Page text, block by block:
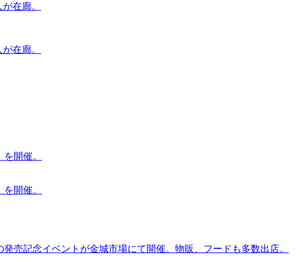
在廊。
在廊。
開催。
開催。
売記念イベントが金城市場にて開催。物販、フードも多数出店。